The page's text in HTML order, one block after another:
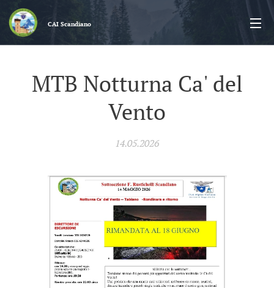
CAI Scandiano
MTB Notturna Ca' del
Vento
14.05.2026